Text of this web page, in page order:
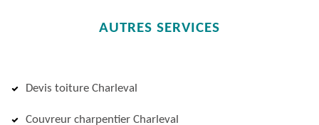
AUTRES SERVICES
Devis toiture Charleval
Couvreur charpentier Charleval